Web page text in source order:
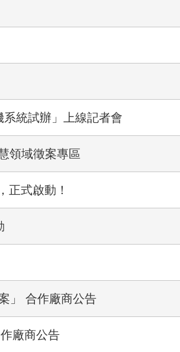
統試辦」上線記者會
領域徵案專區
正式啟動！
」 合作廠商公告
廠商公告